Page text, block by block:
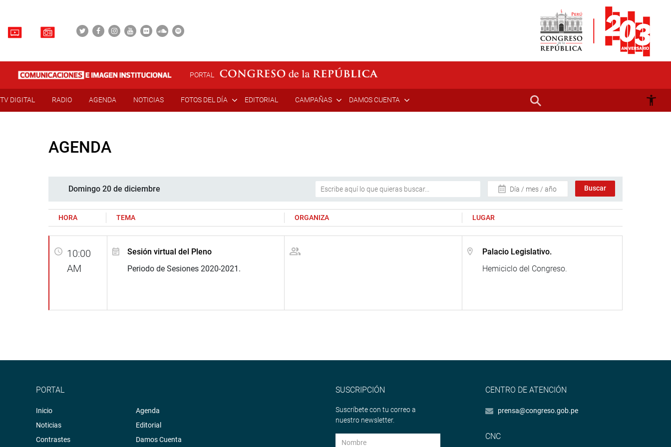
PORTAL
TV DIGITAL RADIO AGENDA NOTICIAS FOTOS DEL DÍA EDITORIAL CAMPAÑAS DAMOS CUENTA
AGENDA
Domingo 20 de diciembre Día / mes / año
HORA TEMA ORGANIZA LUGAR
10:00
AM
Sesión virtual del Pleno
Periodo de Sesiones 2020-2021.
Palacio Legislativo.
Hemiciclo del Congreso.
PORTAL
Inicio
Noticias
Contrastes
Agenda
Editorial
Damos Cuenta
SUSCRIPCIÓN
Suscríbete con tu correo a
nuestro newsletter.
CENTRO DE ATENCIÓN
prensa@congreso.gob.pe
CNC